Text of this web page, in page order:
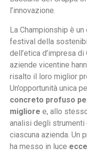
l’innovazione.
La Championship è
festival della
dell’etica d’impresa
aziende vicentine
risalto il loro miglior
Un’opportunità unica
concreto profuso
migliore e, allo
analisi degli
ciascuna azienda. Un
ha messo in luce